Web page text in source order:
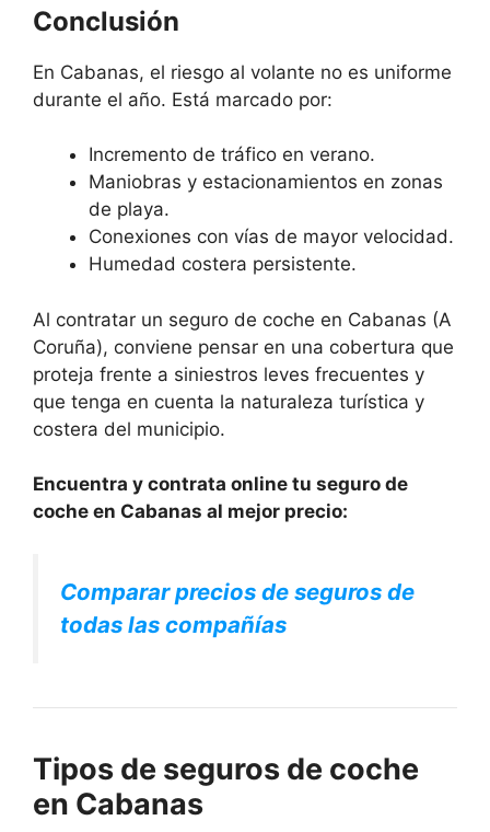
Conclusión
En Cabanas, el riesgo al volante no es uniforme
durante el año. Está marcado por:
Incremento de tráfico en verano.
Maniobras y estacionamientos en zonas
de playa.
Conexiones con vías de mayor velocidad.
Humedad costera persistente.
Al contratar un seguro de coche en Cabanas (A
Coruña), conviene pensar en una cobertura que
proteja frente a siniestros leves frecuentes y
que tenga en cuenta la naturaleza turística y
costera del municipio.
Encuentra y contrata online tu seguro de
coche en Cabanas al mejor precio:
Comparar precios de seguros de
todas las compañías
Tipos de seguros de coche
en Cabanas